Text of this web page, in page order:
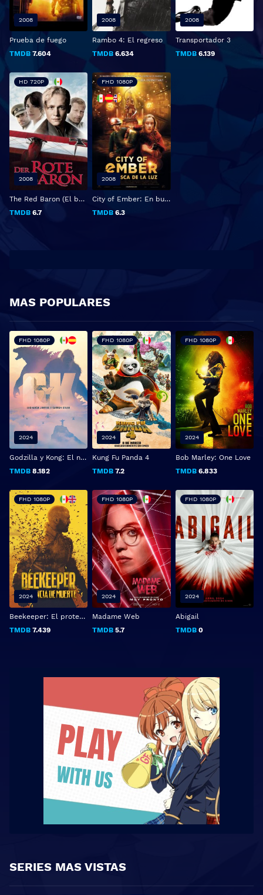
Prueba de fuego
TMDB 7.604
2008
Rambo 4: El regreso
TMDB 6.634
2008
Transportador 3
TMDB6.139
2008
The Red Baron (El barón rojo)
TMDB 6.7
HD 720P
2008
City of Ember: En busca de la luz
TMDB 6.3
FHD 1080P
2008
MAS POPULARES
Godzilla y Kong: El nuevo imperio
TMDB 8.182
FHD 1080P
2024
Kung Fu Panda 4
TMDB 7.2
FHD 1080P
2024
Bob Marley: One Love
TMDB6.833
FHD 1080P
2024
Beekeeper: El protector
TMDB 7.439
FHD 1080P
2024
Madame Web
TMDB 5.7
FHD 1080P
2024
Abigail
TMDB0
FHD 1080P
2024
SERIES MAS VISTAS